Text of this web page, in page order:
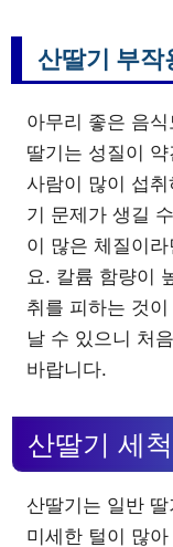
산딸기 부작
아무리 좋은 음
딸기는 성질이
사람이 많이 섭
기 문제가 생길
이 많은 체질이
요. 칼륨 함량이
취를 피하는 것
날 수 있으니 처
바랍니다.
산딸기 세
산딸기는 일반
미세한 털이 많